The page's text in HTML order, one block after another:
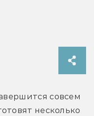
совсем
несколько